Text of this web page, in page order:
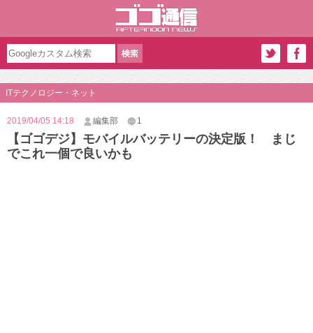
ITテクノロジー・ネット
2019/04/05 14:18 編集部 1
【ゴゴデジ】モバイルバッテリーの決定版！ まじ
でこれ一個で良いかも